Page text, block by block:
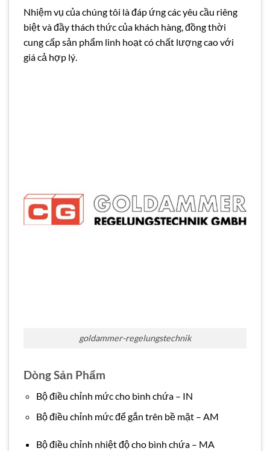
Nhiệm vụ của chúng tôi là đáp ứng các yêu cầu riêng
biệt và đầy thách thức của khách hàng, đồng thời
cung cấp sản phẩm linh hoạt có chất lượng cao với
giá cả hợp lý.
goldammer-regelungstechnik
Dòng Sản Phẩm
Bộ điều chỉnh mức cho bình chứa – IN
Bộ điều chỉnh mức để gắn trên bề mặt – AM
Bộ điều chỉnh nhiệt độ cho bình chứa – MA